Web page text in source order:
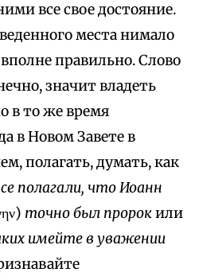
все свое достояние.
места нимало
правильно. Слово
значит владеть
в то же время
в Новом Завете в
полагать, думать, как
полагали, что Иоанн
точно был пророкили
имейте в уважении